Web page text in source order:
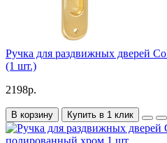
Ручка для раздвижных дверей
(1 шт.)
2198р.
В корзину Купить в 1 клик